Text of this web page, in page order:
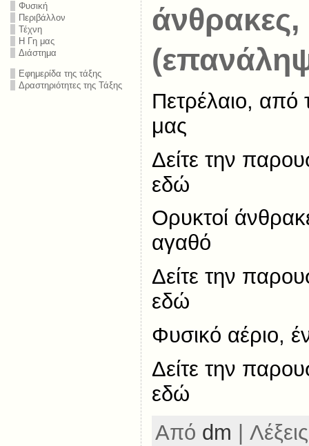
Φυσική
Περιβάλλον
Τέχνη
Η Γη μας
Διάστημα
Εφημερίδα της τάξης
Δραστηριότητες της Τάξης
άνθρακες,
Πετρέλαιο, από
μας
Δείτε την
εδώ
Ορυκτοί
αγαθό
Δείτε την
εδώ
Φυσικό αέριο,
Δείτε την
εδώ
Από dm |